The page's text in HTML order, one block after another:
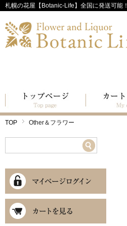
札幌の花屋【Botanic-Life】全国に発送可能！
TOP Other＆フラワー